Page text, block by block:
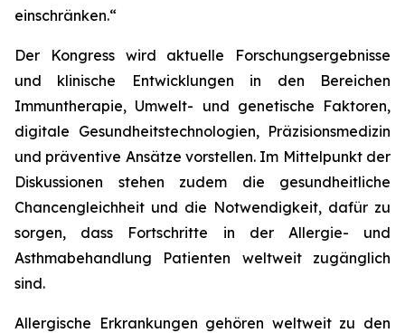
einschränken.“
Der Kongress wird aktuelle Forschungsergebnisse
und klinische Entwicklungen in den Bereichen
Immuntherapie, Umwelt- und genetische Faktoren,
digitale Gesundheitstechnologien, Präzisionsmedizin
und präventive Ansätze vorstellen. Im Mittelpunkt der
Diskussionen stehen zudem die gesundheitliche
Chancengleichheit und die Notwendigkeit, dafür zu
sorgen, dass Fortschritte in der Allergie- und
Asthmabehandlung Patienten weltweit zugänglich
sind.
Allergische Erkrankungen gehören weltweit zu den